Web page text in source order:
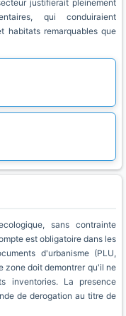
justifierait pleinement
qui conduiraient
habitats remarquables que
sans contrainte
est obligatoire dans les
d'urbanisme (PLU,
zone doit demontrer qu'il ne
inventories. La presence
de derogation au titre de